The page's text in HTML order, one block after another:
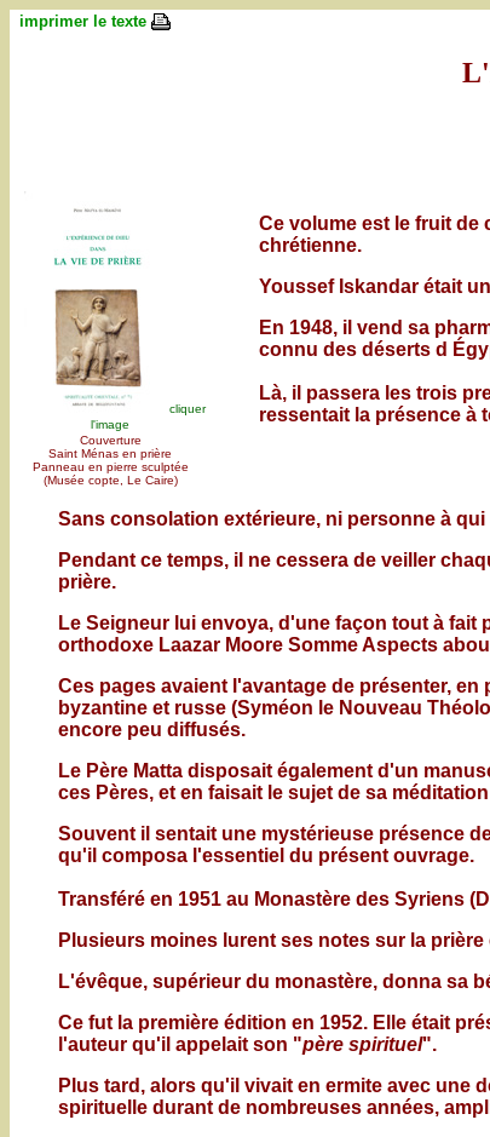
imprimer le texte
cliquer
l'image
Ce volume est le fruit de
chrétienne.
Youssef Iskandar était
En 1948, il vend sa
connu des déserts d
Là, il passera les trois
ressentait la présence à
Couverture
Saint Ménas en prière
Panneau en pierre sculptée
(Musée copte, Le Caire)
Sans consolation extérieure, ni personne à
Pendant ce temps, il ne cessera de veiller
prière.
Le Seigneur lui envoya, d'une façon tout à
orthodoxe Laazar Moore Somme Aspects
Ces pages avaient l'avantage de présenter,
byzantine et russe (Syméon le Nouveau
encore peu diffusés.
Le Père Matta disposait également d'un
ces Pères, et en faisait le sujet de sa
Souvent il sentait une mystérieuse présence
qu'il composa l'essentiel du présent ouvrage.
Transféré en 1951 au Monastère des Syriens
Plusieurs moines lurent ses notes sur la
L'évêque, supérieur du monastère, donna sa
Ce fut la première édition en 1952. Elle était
l'auteur qu'il appelait son "père spirituel".
Plus tard, alors qu'il vivait en ermite avec une
spirituelle durant de nombreuses années,